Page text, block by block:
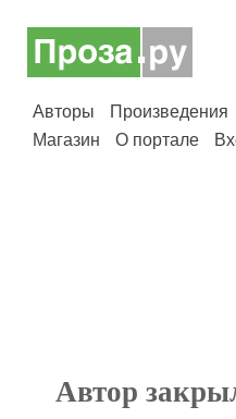
Авторы Произведения
Магазин
О портале
Автор